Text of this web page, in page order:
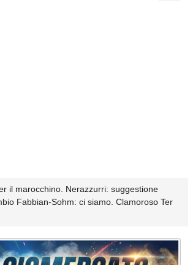
il marocchino. Nerazzurri: suggestione
Fabbian-Sohm: ci siamo. Clamoroso Ter